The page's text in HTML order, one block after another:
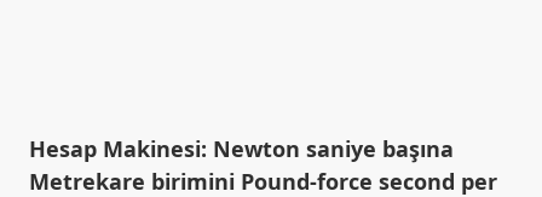
Hesap Makinesi: Newton saniye başına
Metrekare birimini Pound-force second per